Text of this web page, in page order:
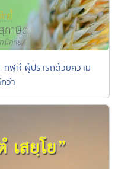
ทฬฺหํ ผู้ปรารถด้วยความ
ว่า